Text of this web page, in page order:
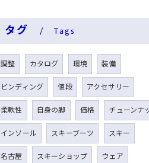
タグ Tags
調整 カタログ 環境
装備
ビンディング
値段
アクセサリー
柔軟性
自身の脚 価格
チューンナ
インソール
スキーブーツ
スキー
名古屋
スキーショップ
ウェア